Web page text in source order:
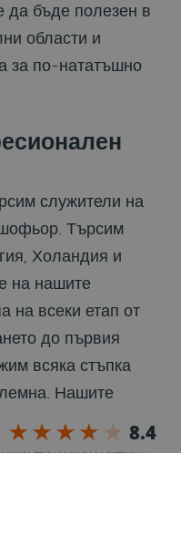
да бъде полезен в
области и
за по-нататъшно
служители на
Търсим
Холандия и
на нашите
на всеки етап от
до първия
всяка стъпка
Нашите
персонал също се
документация,